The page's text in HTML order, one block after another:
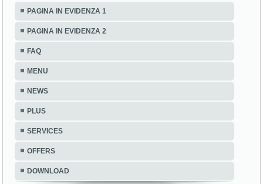
PAGINA IN EVIDENZA 1
PAGINA IN EVIDENZA 2
FAQ
MENU
NEWS
PLUS
SERVICES
OFFERS
DOWNLOAD